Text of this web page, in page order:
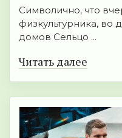
Символично, что
физкультурника, во
домов Сельцо ...
Читать далее